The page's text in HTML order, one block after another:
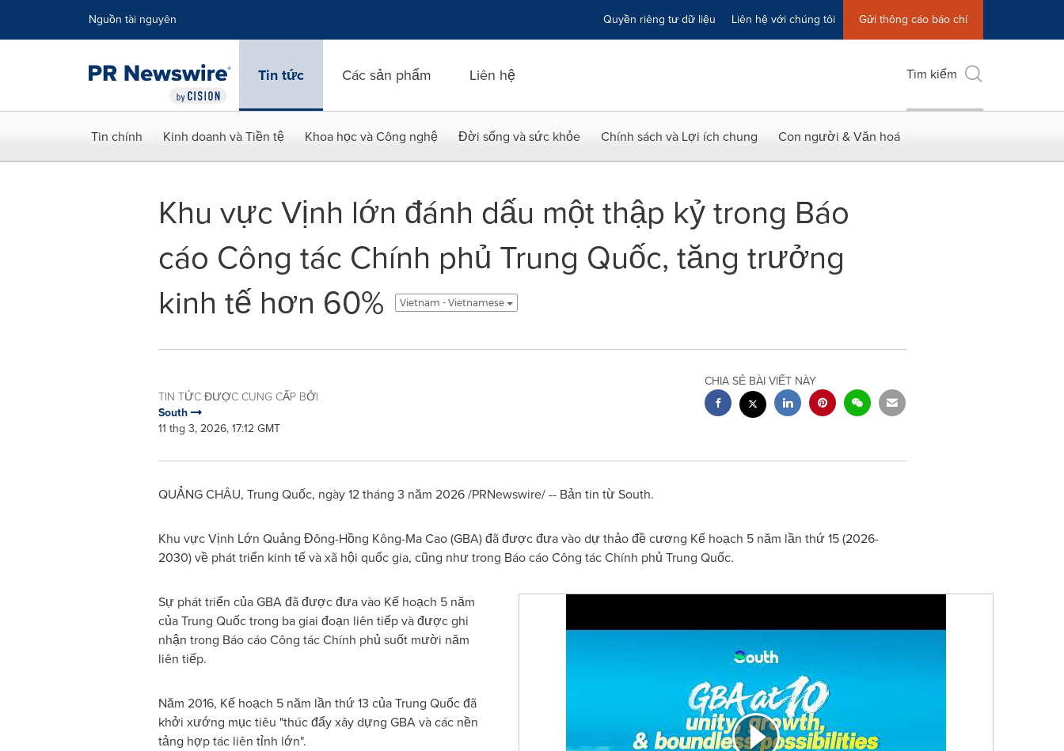
Nguồn tài nguyên Quyền riêng tư dữ liệu Liên hệ với chúng tôi Gửi thông cáo báo chí
Tin tức Các sản phẩm Liên hệ Tìm kiếm
Tin chính Kinh doanh và Tiền tệ Khoa học và Công nghệ Đời sống và sức khỏe Chính sách và Lợi ích chung Con người & Văn hoá
Khu vực Vịnh lớn đánh dấu một thập kỷ trong Báo
cáo Công tác Chính phủ Trung Quốc, tăng trưởng
kinh tế hơn 60%
Vietnam - Vietnamese
TIN TỨC ĐƯỢC CUNG CẤP BỞI
South
11 thg 3, 2026, 17:12 GMT
CHIA SẺ BÀI VIẾT NÀY
QUẢNG CHÂU, Trung Quốc, ngày 12 tháng 3 năm 2026 /PRNewswire/ -- Bản tin từ South.
Khu vực Vịnh Lớn Quảng Đông-Hồng Kông-Ma Cao (GBA) đã được đưa vào dự thảo đề cương Kế hoạch 5 năm lần thứ 15 (2026-
2030) về phát triển kinh tế và xã hội quốc gia, cũng như trong Báo cáo Công tác Chính phủ Trung Quốc.
Sự phát triển của GBA đã được đưa vào Kế hoạch 5 năm
của Trung Quốc trong ba giai đoạn liên tiếp và được ghi
nhận trong Báo cáo Công tác Chính phủ suốt mười năm
liên tiếp.
Năm 2016, Kế hoạch 5 năm lần thứ 13 của Trung Quốc đã
khởi xướng mục tiêu "thúc đẩy xây dựng GBA và các nền
tảng hợp tác liên tỉnh lớn".